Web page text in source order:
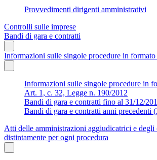
Provvedimenti dirigenti amministrativi
Controlli sulle imprese
Bandi di gara e contratti
Informazioni sulle singole procedure in formato
Informazioni sulle singole procedure in
Art. 1, c. 32, Legge n. 190/2012
Bandi di gara e contratti fino al 31/12/
Bandi di gara e contratti anni precedenti
Atti delle amministrazioni aggiudicatrici e degli
distintamente per ogni procedura